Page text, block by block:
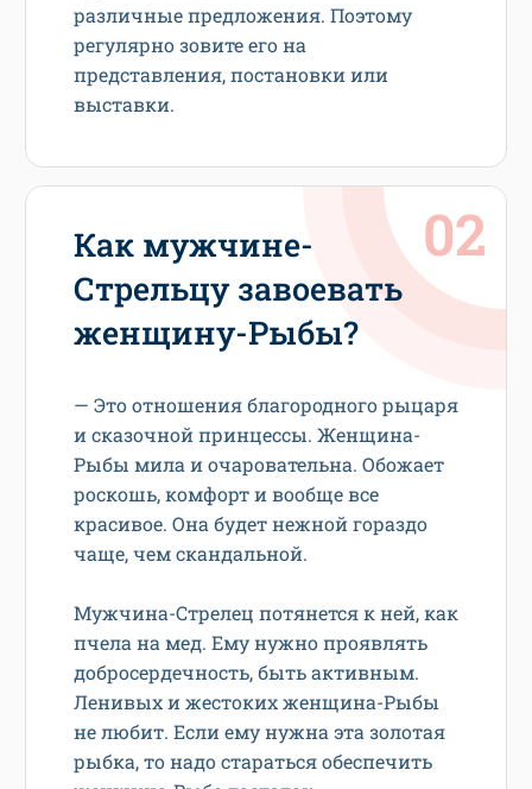
различные предложения. Поэтому
регулярно зовите его на
представления, постановки или
выставки.
Как мужчине-
Стрельцу завоевать
женщину-Рыбы?
— Это отношения благородного рыцаря
и сказочной принцессы. Женщина-
Рыбы мила и очаровательна. Обожает
роскошь, комфорт и вообще все
красивое. Она будет нежной гораздо
чаще, чем скандальной.
Мужчина-Стрелец потянется к ней, как
пчела на мед. Ему нужно проявлять
добросердечность, быть активным.
Ленивых и жестоких женщина-Рыбы
не любит. Если ему нужна эта золотая
рыбка, то надо стараться обеспечить